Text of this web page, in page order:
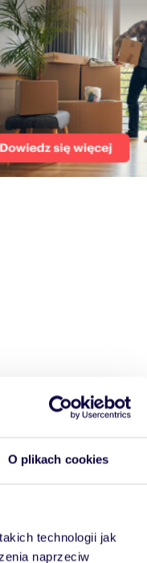
O plikach cookies
technologii jak
naprzeciw